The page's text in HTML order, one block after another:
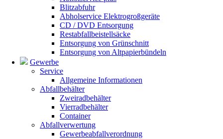
Blitzabfuhr
Abholservice Elektrogroßgeräte
CD / DVD Entsorgung
Restabfallbeistellsäcke
Entsorgung von Grünschnitt
Entsorgung von Altpapierbündeln
Gewerbe
Service
Allgemeine Informationen
Abfallbehälter
Zweiradbehälter
Vierradbehälter
Container
Abfallverwertung
Gewerbeabfallverordnung